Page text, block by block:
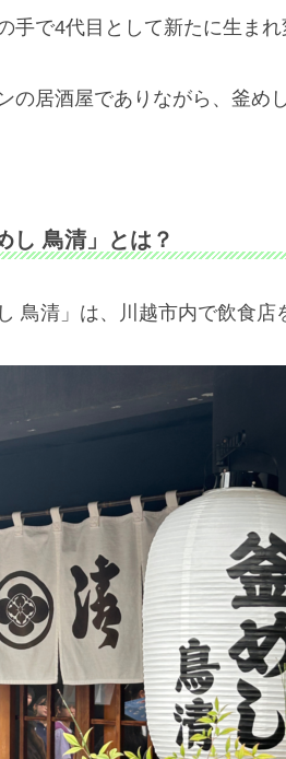
手で4代目として新たに生ま
の居酒屋でありながら、釜め
し 鳥清」とは？
鳥清」は、川越市内で飲食